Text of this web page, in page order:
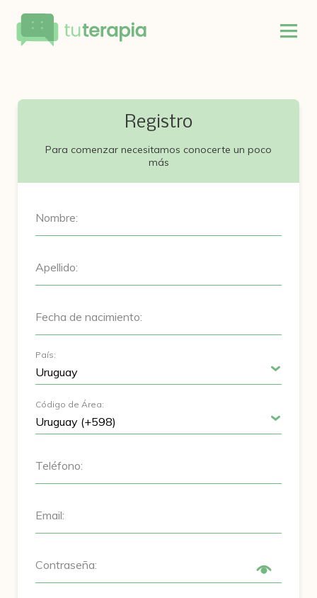
Registro
Para comenzar necesitamos conocerte un poco
más
Nombre:
Apellido:
Fecha de nacimiento:
País:
Código de Área:
Teléfono:
Email:
Contraseña: